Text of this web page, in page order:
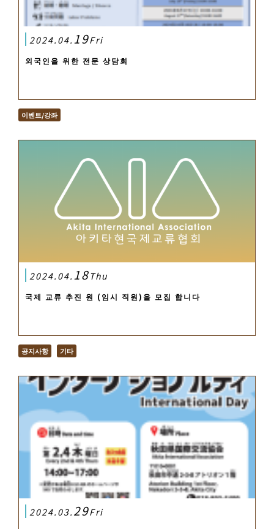
2024.04. 19Fri
외국인을 위한 전문 상담회
이벤트/강좌
2024.04. 18Thu
국제 교류 추진 원 (임시 직원)을 모집 합니다
공지사항 기타
2024.03. 29Fri